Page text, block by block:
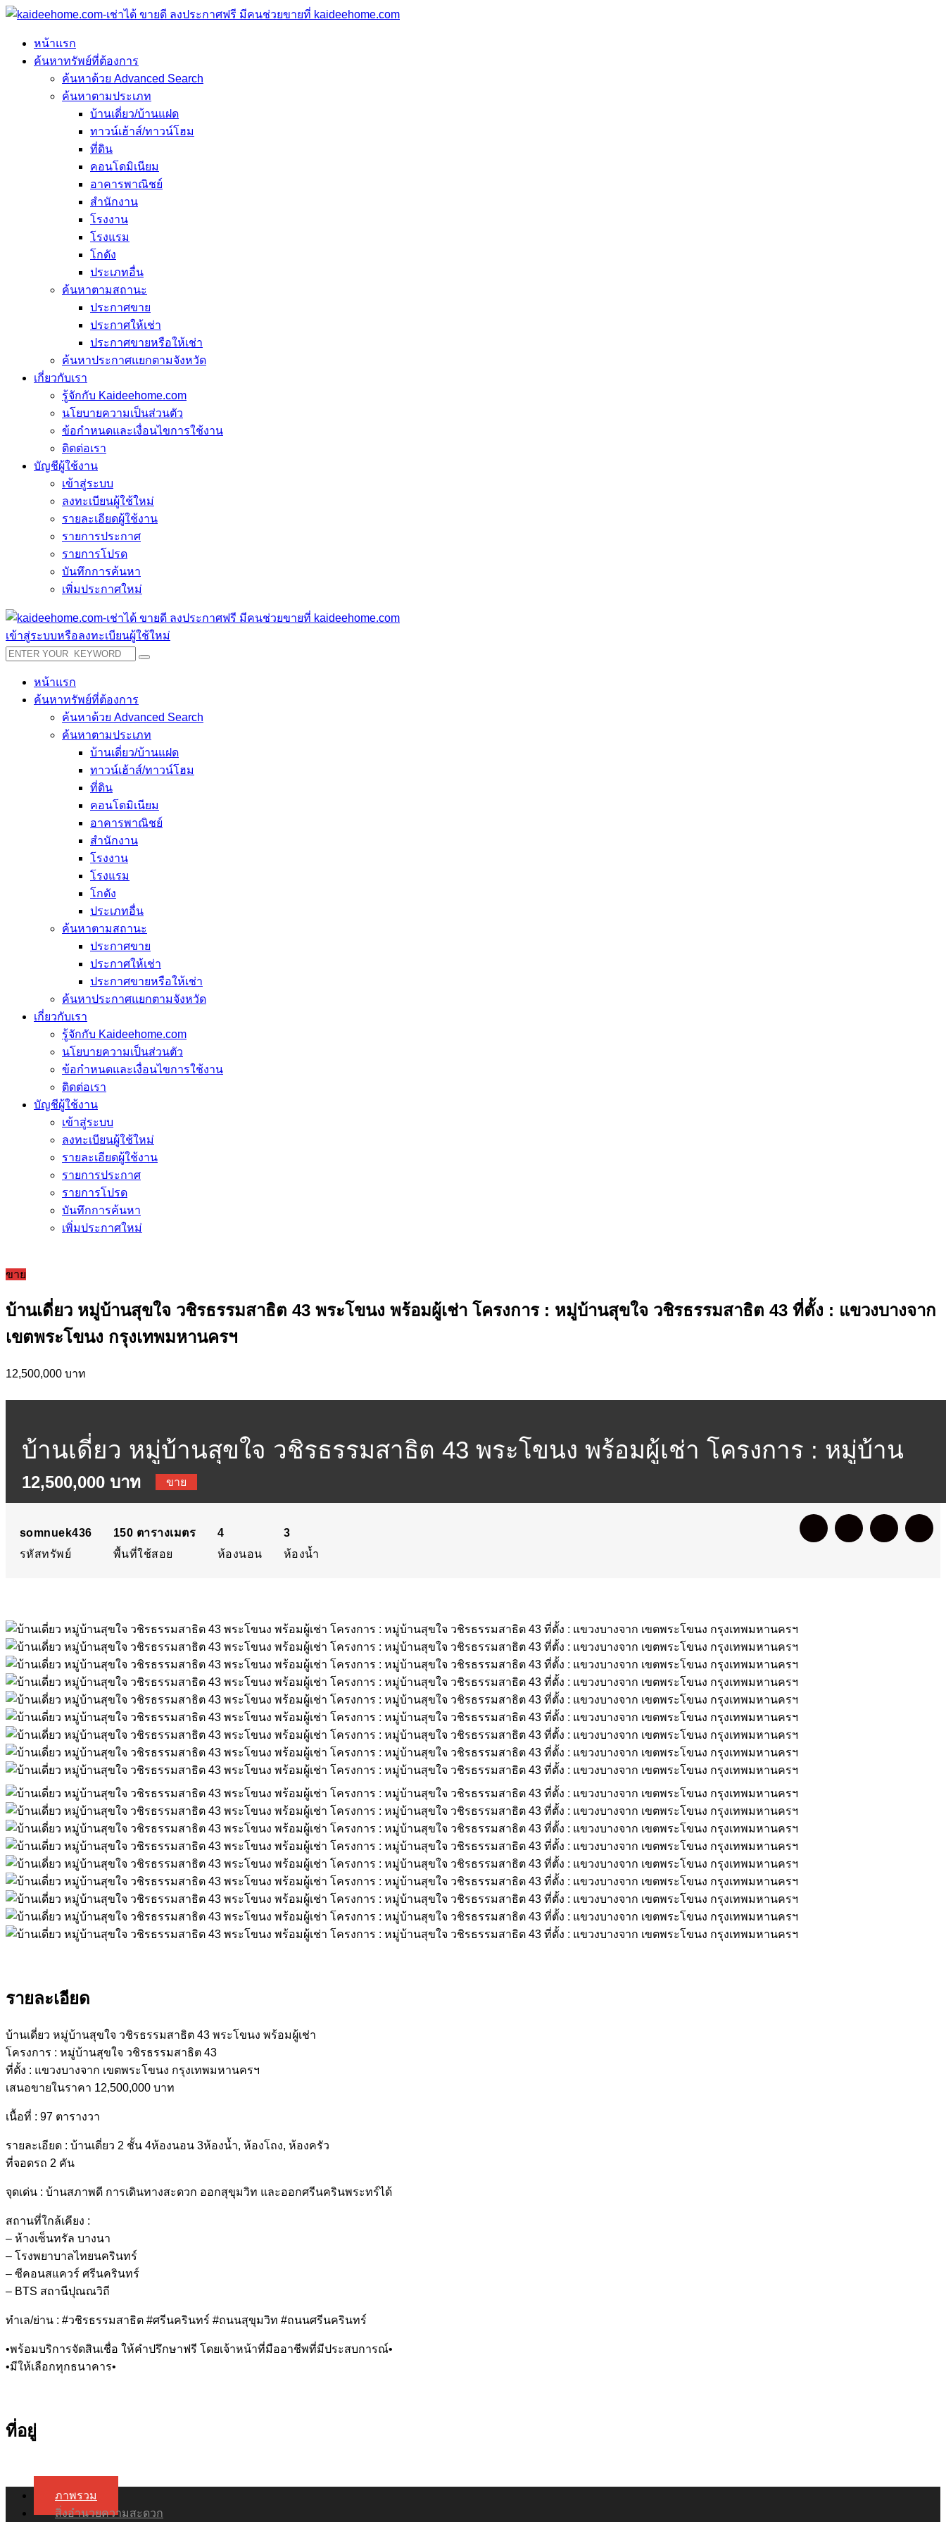
หน้าแรก
ค้นหาทรัพย์ที่ต้องการ
ค้นหาด้วย Advanced Search
ค้นหาตามประเภท
บ้านเดี่ยว/บ้านแฝด
ทาวน์เฮ้าส์/ทาวน์โฮม
ที่ดิน
คอนโดมิเนียม
อาคารพาณิชย์
สำนักงาน
โรงงาน
โรงแรม
โกดัง
ประเภทอื่น
ค้นหาตามสถานะ
ประกาศขาย
ประกาศให้เช่า
ประกาศขายหรือให้เช่า
ค้นหาประกาศแยกตามจังหวัด
เกี่ยวกับเรา
รู้จักกับ Kaideehome.com
นโยบายความเป็นส่วนตัว
ข้อกำหนดและเงื่อนไขการใช้งาน
ติดต่อเรา
บัญชีผู้ใช้งาน
เข้าสู่ระบบ
ลงทะเบียนผู้ใช้ใหม่
รายละเอียดผู้ใช้งาน
รายการประกาศ
รายการโปรด
บันทึกการค้นหา
เพิ่มประกาศใหม่
เข้าสู่ระบบหรือลงทะเบียนผู้ใช้ใหม่
หน้าแรก
ค้นหาทรัพย์ที่ต้องการ
ค้นหาด้วย Advanced Search
ค้นหาตามประเภท
บ้านเดี่ยว/บ้านแฝด
ทาวน์เฮ้าส์/ทาวน์โฮม
ที่ดิน
คอนโดมิเนียม
อาคารพาณิชย์
สำนักงาน
โรงงาน
โรงแรม
โกดัง
ประเภทอื่น
ค้นหาตามสถานะ
ประกาศขาย
ประกาศให้เช่า
ประกาศขายหรือให้เช่า
ค้นหาประกาศแยกตามจังหวัด
เกี่ยวกับเรา
รู้จักกับ Kaideehome.com
นโยบายความเป็นส่วนตัว
ข้อกำหนดและเงื่อนไขการใช้งาน
ติดต่อเรา
บัญชีผู้ใช้งาน
เข้าสู่ระบบ
ลงทะเบียนผู้ใช้ใหม่
รายละเอียดผู้ใช้งาน
รายการประกาศ
รายการโปรด
บันทึกการค้นหา
เพิ่มประกาศใหม่
ขาย
บ้านเดี่ยว หมู่บ้านสุขใจ วชิรธรรมสาธิต 43 พระโขนง พร้อมผู้เช่า โครงการ : หมู่บ้านสุขใจ วชิรธรรมสาธิต 43 ที่ตั้ง : แขวงบางจาก
เขตพระโขนง กรุงเทพมหานครฯ
12,500,000 บาท
บ้านเดี่ยว หมู่บ้านสุขใจ วชิรธรรมสาธิต 43 พระโขนง พร้อมผู้เช่า โครงการ : หมู่บ้าน
สุขใจ วชิรธรรมสาธิต 43 ที่ตั้ง : แขวงบางจาก เขตพระโขนง กรุงเทพมหานครฯ
12,500,000 บาท ขาย
somnuek436
รหัสทรัพย์
150 ตารางเมตร
พื้นที่ใช้สอย
4
ห้องนอน
3
ห้องน้ำ
รายละเอียด
บ้านเดี่ยว หมู่บ้านสุขใจ วชิรธรรมสาธิต 43 พระโขนง พร้อมผู้เช่า
โครงการ : หมู่บ้านสุขใจ วชิรธรรมสาธิต 43
ที่ตั้ง : แขวงบางจาก เขตพระโขนง กรุงเทพมหานครฯ
เสนอขายในราคา 12,500,000 บาท
เนื้อที่ : 97 ตารางวา
รายละเอียด : บ้านเดี่ยว 2 ชั้น 4ห้องนอน 3ห้องน้ำ, ห้องโถง, ห้องครัว
ที่จอดรถ 2 คัน
จุดเด่น : บ้านสภาพดี การเดินทางสะดวก ออกสุขุมวิท และออกศรีนครินพระทร์ได้
สถานที่ใกล้เคียง :
– ห้างเซ็นทรัล บางนา
– โรงพยาบาลไทยนครินทร์
– ซีคอนสแควร์ ศรีนครินทร์
– BTS สถานีปุณณวิถี
ทำเล/ย่าน : #วชิรธรรมสาธิต #ศรีนครินทร์ #ถนนสุขุมวิท #ถนนศรีนครินทร์
•พร้อมบริการจัดสินเชื่อ ให้คำปรึกษาฟรี โดยเจ้าหน้าที่มืออาชีพที่มีประสบการณ์•
•มีให้เลือกทุกธนาคาร•
ที่อยู่
ภาพรวม
สิ่งอำนวยความสะดวก